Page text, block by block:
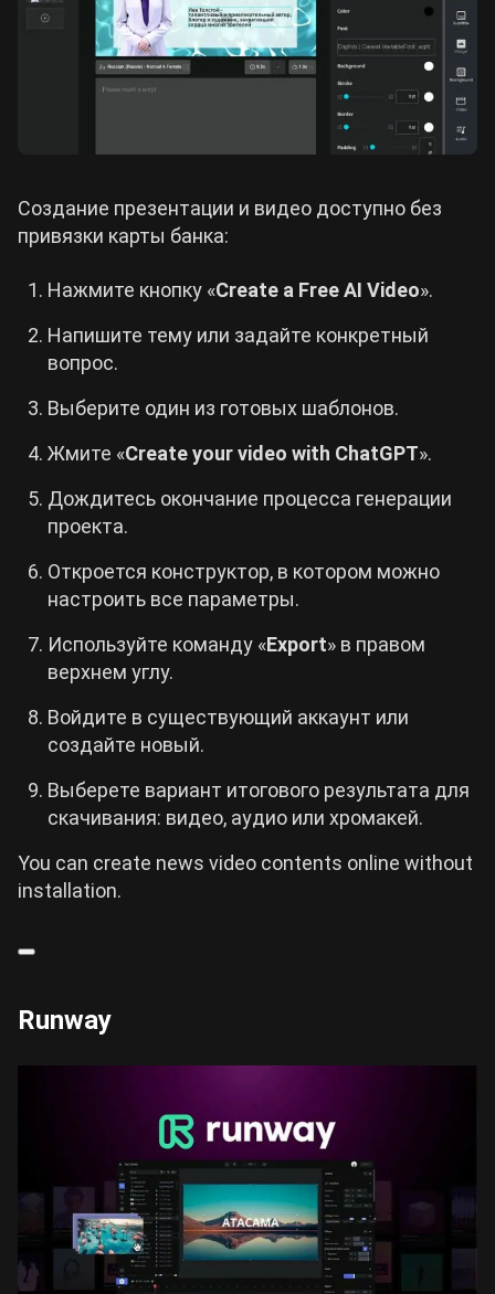
Создание презентации и видео доступно без
привязки карты банка:
Нажмите кнопку «Create a Free AI Video».
Напишите тему или задайте конкретный
вопрос.
Выберите один из готовых шаблонов.
Жмите «Create your video with ChatGPT».
Дождитесь окончание процесса генерации
проекта.
Откроется конструктор, в котором можно
настроить все параметры.
Используйте команду «Export» в правом
верхнем углу.
Войдите в существующий аккаунт или
создайте новый.
Выберете вариант итогового результата для
скачивания: видео, аудио или хромакей.
You can create news video contents online without
installation.
Runway